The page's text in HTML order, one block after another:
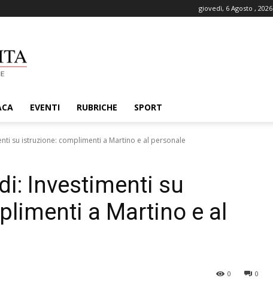
giovedì, 6 Agosto , 2026
EVENTI RUBRICHE SPORT
su istruzione: complimenti a Martino e al personale
Investimenti su
a Martino e al
0
0